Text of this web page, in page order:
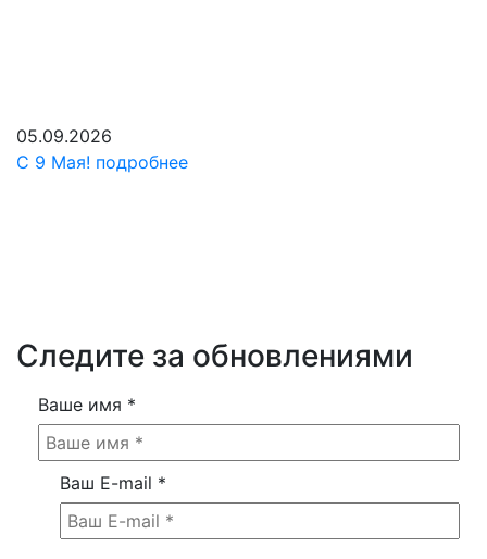
05.09.2026
С 9 Мая! подробнее
Следите за обновлениями
Ваше имя *
Ваш E-mail *